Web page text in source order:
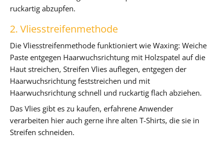
ruckartig abzupfen.
2. Vliesstreifenmethode
Die Vliesstreifenmethode funktioniert wie Waxing: Weiche
Paste entgegen Haarwuchsrichtung mit Holzspatel auf die
Haut streichen, Streifen Vlies auflegen, entgegen der
Haarwuchsrichtung feststreichen und mit
Haarwuchsrichtung schnell und ruckartig flach abziehen.
Das Vlies gibt es zu kaufen, erfahrene Anwender
verarbeiten hier auch gerne ihre alten T-Shirts, die sie in
Streifen schneiden.